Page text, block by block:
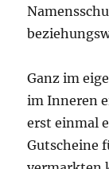
Ganz im
im Inneren
erst einmal
Gutscheine